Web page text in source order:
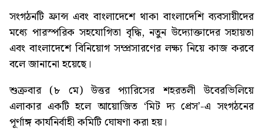
সংগঠনটি ফ্রান্স এবং বাংলাদেশে থাকা বাংলাদেশি ব্যবসায়ীদের
মধ্যে পারস্পরিক সহযোগিতা বৃদ্ধি, নতুন উদ্যোক্তাদের সহায়তা
এবং বাংলাদেশে বিনিয়োগ সম্প্রসারণের লক্ষ্য নিয়ে কাজ করবে
বলে জানানো হয়েছে।
শুক্রবার (৮ মে) উত্তর প্যারিসের শহরতলী উবেরভিলিয়ে
এলাকার একটি হলে আয়োজিত ‘মিট দ্য প্রেস’-এ সংগঠনের
পূর্ণাঙ্গ কার্যনির্বাহী কমিটি ঘোষণা করা হয়।